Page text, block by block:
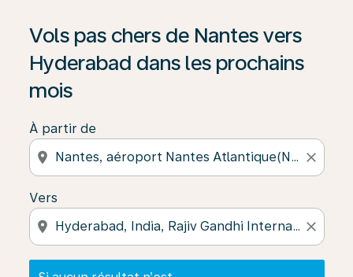
Vols pas chers de Nantes vers
Hyderabad dans les prochains
mois
À partir de
location_on close
Vers
location_on close
Si aucun résultat n’est disponible, cliquez sur «